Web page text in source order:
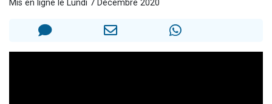
Mis en ligne le Lundi 7 Décembre 2020